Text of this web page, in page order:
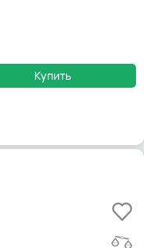
Купить